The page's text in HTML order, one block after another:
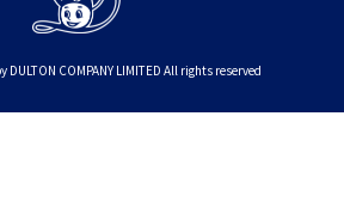
COMPANY LIMITED All rights reserved